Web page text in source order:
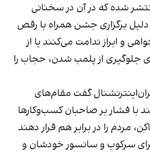
شده که در آن در سخنانی
دلیل برگزاری جشن همراه با رقص
و ابراز ندامت می‌کنند یا از
جلوگیری از پلمب شدن، حجاب را
گفت مقام‌های
با فشار بر صاحبان کسب‌وکارها
مردم را در برابر هم قرار دهند
سرکوب و سانسور خودشان و